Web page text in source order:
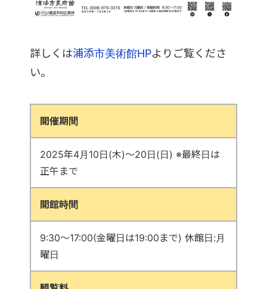
詳しくは浦添市美術館HPよりご覧くださ
い。
開催期間
2025年4月10日(木)～20日(日) ※最終日は
正午まで
開館時間
9:30～17:00(金曜日は19:00まで) 休館日:月
曜日